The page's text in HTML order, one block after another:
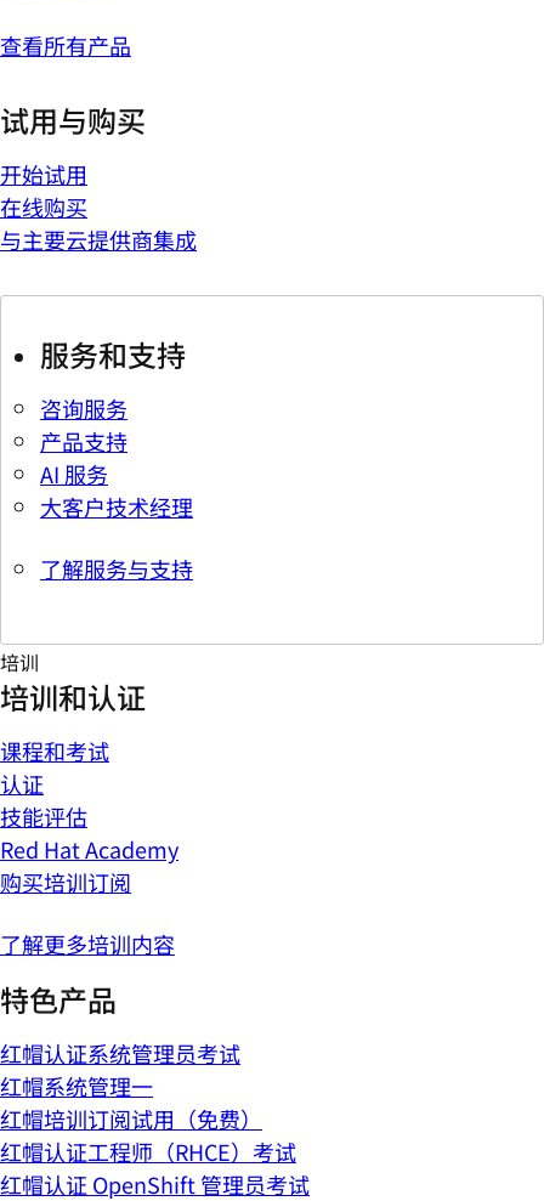
查看所有产品
试用与购买
开始试用
在线购买
与主要云提供商集成
服务和支持
咨询服务
产品支持
AI 服务
大客户技术经理
了解服务与支持
培训
培训和认证
课程和考试
认证
技能评估
Red Hat Academy
购买培训订阅
了解更多培训内容
特色产品
红帽认证系统管理员考试
红帽系统管理一
红帽培训订阅试用（免费）
红帽认证工程师（RHCE）考试
红帽认证 OpenShift 管理员考试